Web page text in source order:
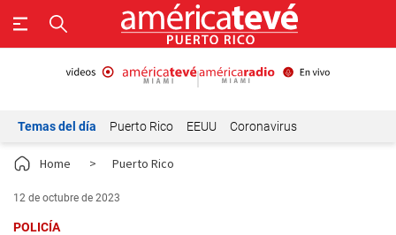
Temas del día Puerto Rico EEUU Coronavirus
Home > Puerto Rico
12 de octubre de 2023
POLICÍA